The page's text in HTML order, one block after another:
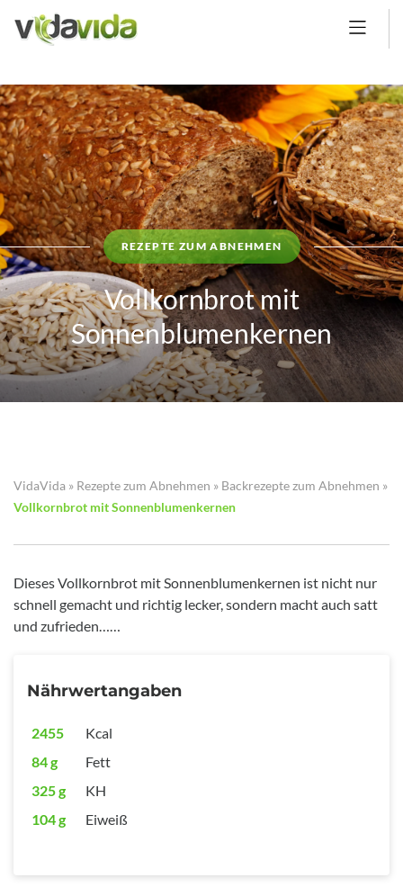
REZEPTE ZUM ABNEHMEN
Vollkornbrot mit
Sonnenblumenkernen
VidaVida » Rezepte zum Abnehmen » Backrezepte zum Abnehmen »
Vollkornbrot mit Sonnenblumenkernen
Dieses Vollkornbrot mit Sonnenblumenkernen ist nicht nur
schnell gemacht und richtig lecker, sondern macht auch satt
und zufrieden……
Nährwertangaben
2455
Kcal
84 g
Fett
325 g
KH
104 g
Eiweiß